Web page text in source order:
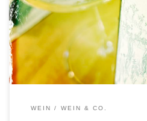
wohl diese unglaubliche
Das ist extrem verwoben in der
Kräutern, total unprimärfruchtig,
WEIN WEIN & CO.